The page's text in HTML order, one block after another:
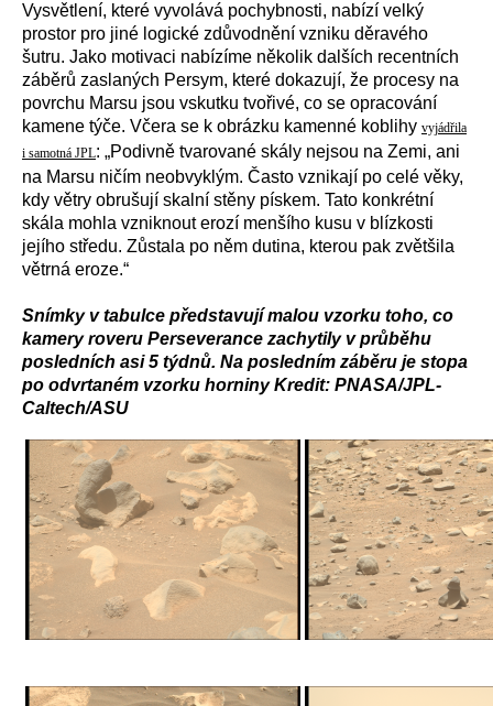
Vysvětlení, které vyvolává pochybnosti, nabízí velký
prostor pro jiné logické zdůvodnění vzniku děravého
šutru. Jako motivaci nabízíme několik dalších recentních
záběrů zaslaných Persym, které dokazují, že procesy na
povrchu Marsu jsou vskutku tvořivé, co se opracování
kamene týče. Včera se k obrázku kamenné koblihy vyjádřila
i samotná JPL: „Podivně tvarované skály nejsou na Zemi, ani
na Marsu ničím neobvyklým. Často vznikají po celé věky,
kdy větry obrušují skalní stěny pískem. Tato konkrétní
skála mohla vzniknout erozí menšího kusu v blízkosti
jejího středu. Zůstala po něm dutina, kterou pak zvětšil a
větrná eroze.“
Snímky v tabulce představují malou vzorku toho, co
kamery roveru Perseverance zachytily v průběhu
posledních asi 5 týdnů. Na posledním záběru je stopa
po odvrtaném vzorku horniny Kredit: PNASA/JPL-
Caltech/ASU